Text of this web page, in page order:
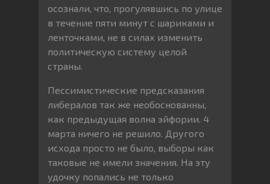
осознали, что, прогулявшись по улице
в течение пяти минут с шариками и
ленточками, не в силах изменить
политическую систему целой
страны.
Пессимистические предсказания
либералов так же необоснованны,
как предыдущая волна эйфории. 4
марта ничего не решило. Другого
исхода просто не было, выборы как
таковые не имели значения. На эту
удочку попались не только